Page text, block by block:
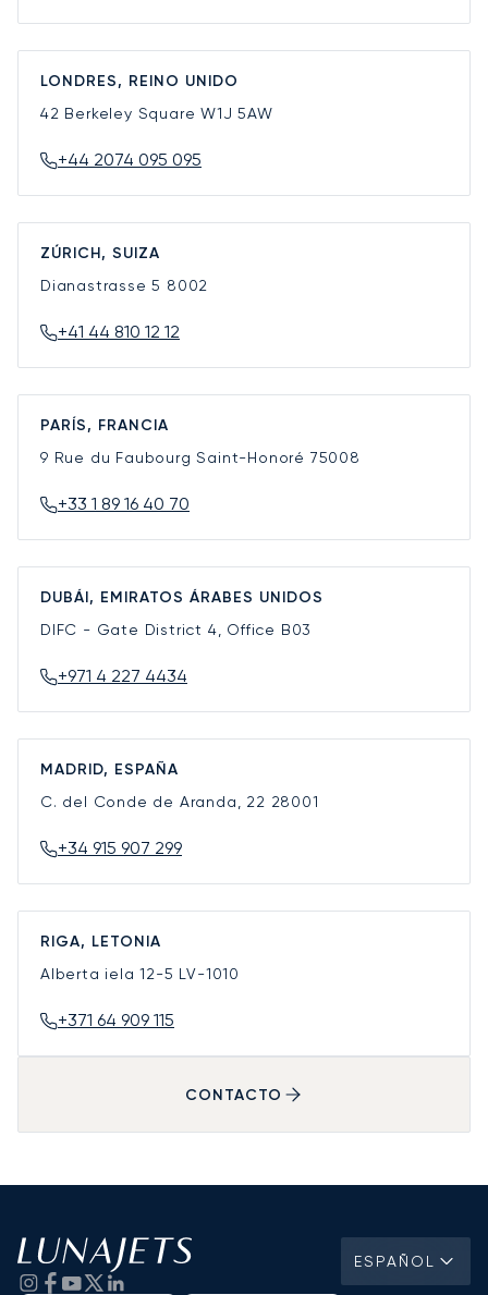
LONDRES, REINO UNIDO
42 Berkeley SquareW1J 5AW
+44 2074 095 095
ZÚRICH, SUIZA
Dianastrasse 5 8002
+41 44 810 12 12
PARÍS, FRANCIA
9 Rue du Faubourg Saint-Honoré 75008
+33 1 89 16 40 70
DUBÁI, EMIRATOS ÁRABES UNIDOS
DIFC - Gate District 4, Office B03
+971 4 227 4434
MADRID, ESPAÑA
C. del Conde de Aranda, 22 28001
+34 915 907 299
RIGA, LETONIA
Alberta iela 12-5 LV-1010
+371 64 909 115
CONTACTO
ESPAÑOL